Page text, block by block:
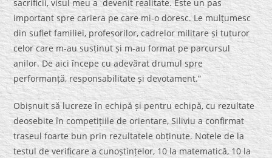
sacrificii, visul meu a devenit realitate. Este un pas
important spre cariera pe care mi-o doresc. Le mulțumesc
din suflet familiei, profesorilor, cadrelor militare și tuturor
celor care m-au susținut și m-au format pe parcursul
anilor. De aici începe cu adevărat drumul spre
performanță, responsabilitate și devotament.”
Obișnuit să lucreze în echipă și pentru echipă, cu rezultate
deosebite în competițiile de orientare, Siliviu a confirmat
traseul foarte bun prin rezultatele obținute. Notele de la
testul de verificare a cunoștințelor, 10 la matematică, 10 la